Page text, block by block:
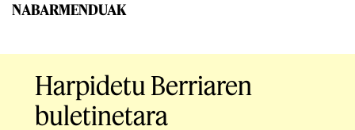
NABARMENDUAK
Harpidetu Berriaren
buletinetara